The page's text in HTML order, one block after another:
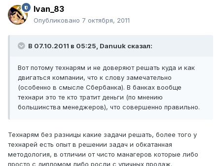
Ivan_83
Опубликовано 7 октября, 2011
В 07.10.2011 в 05:25, Danuuk сказал:
Вот потому технарям и не доверяют решать куда и как
двигаться компании, что к слову замечательно
(особенно в смысле Сбербанка). В банках вообще
технари это те кто тратит деньги (по мнению
большинства менеджеров), что совершенно правильно.
Технарям без разницы какие задачи решать, более того у
технарей есть опыт в решении задач и обкатанная
методология, в отличии от чисто манагеров которые либо
просто с дипломом либо росли с уличных продаж.